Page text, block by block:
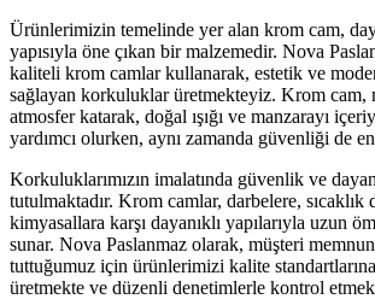
Ürünlerimizin temelinde yer alan krom cam,
yapısıyla öne çıkan bir malzemedir. Nova
kaliteli krom camlar kullanarak, estetik ve
sağlayan korkuluklar üretmekteyiz. Krom cam,
atmosfer katarak, doğal ışığı ve manzarayı
yardımcı olurken, aynı zamanda güvenliği de
Korkuluklarımızın imalatında güvenlik ve
tutulmaktadır. Krom camlar, darbelere, sıcaklık
kimyasallara karşı dayanıklı yapılarıyla uzun
sunar. Nova Paslanmaz olarak, müşteri
tuttuğumuz için ürünlerimizi kalite
üretmekte ve düzenli denetimlerle kontrol